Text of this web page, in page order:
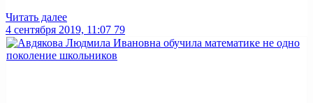
Читать далее
4 сентября 2019, 11:07 79